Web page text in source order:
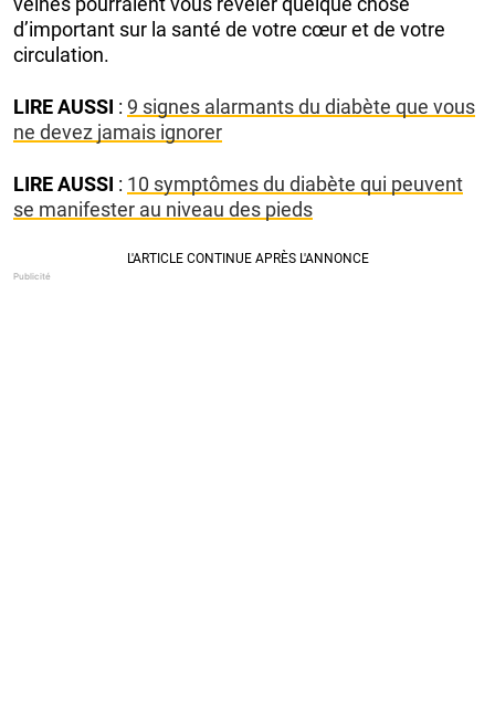
d’important sur la santé de votre cœur et de votre
circulation.
LIRE AUSSI : 9 signes alarmants du diabète que vous
ne devez jamais ignorer
LIRE AUSSI : 10 symptômes du diabète qui peuvent
se manifester au niveau des pieds